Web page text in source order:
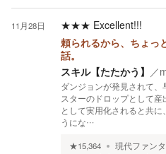
11月28日 ★★★ Excellent!!!
頼られるから、ちょっ
話。
スキル【たたかう】 ／
ダンジョンが発見されて
スターのドロップとして
として実用化されると共
うにな…
★15,364 現代ファン